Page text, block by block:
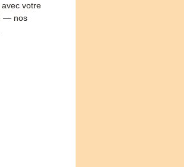
avec votre
— nos